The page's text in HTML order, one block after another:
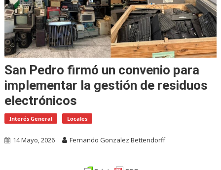
San Pedro firmó un convenio para
implementar la gestión de residuos
electrónicos
Interés General Locales
14 Mayo, 2026 Fernando Gonzalez Bettendorff